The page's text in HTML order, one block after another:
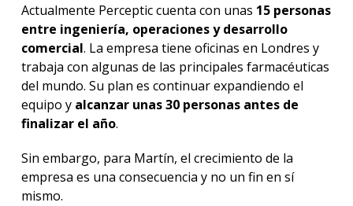
Actualmente Perceptic cuenta con unas 15 personas
entre ingeniería, operaciones y desarrollo
comercial. La empresa tiene oficinas en Londres y
trabaja con algunas de las principales farmacéuticas
del mundo. Su plan es continuar expandiendo el
equipo y alcanzar unas 30 personas antes de
finalizar el año.
Sin embargo, para Martín, el crecimiento de la
empresa es una consecuencia y no un fin en sí
mismo.